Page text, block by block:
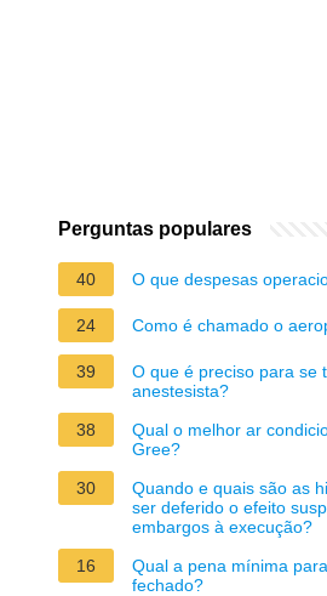
Perguntas populares
40 O que despesas
24 Como é chamado o
39
O que é preciso para se
anestesista?
38
Qual o melhor ar
Gree?
30
Quando e quais são as
ser deferido o efeito
embargos à execução?
16
Qual a pena mínima
fechado?